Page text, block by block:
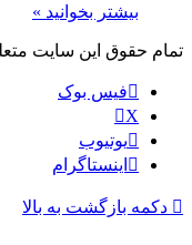
بیشتر بخوانید »
تمام حقوق این سایت
فیس بوک
X
یوتیوب
اینستاگرام
دکمه بازگشت به بالا